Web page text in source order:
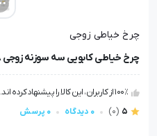
چرخ خیاطی زوجی
چرخ خیاطی کابویی سه سوزنه زوجی ZJ928
100٪ از کاربران، این کالا را پیشنهاد کرده اند.
5
(0) 0 دیدگاه 0 پرسش